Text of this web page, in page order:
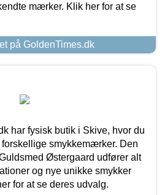
mærker. Klik her for at se
på GoldenTimes.dk
har fysisk butik i Skive, hvor du
smykkemærker. Den
Østergaard udfører alt
og nye unikke smykker
for at se deres udvalg.